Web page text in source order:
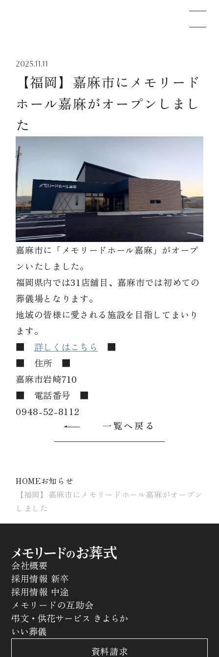
メモリードのお葬式について
葬儀の流れ
施設案内
お知らせ
資料請求
お見積もり
お問合わせ
2025.11.11
【福岡】嘉麻市にメモリード
ホール嘉麻がオープンしまし
た
嘉麻市に「メモリードホール嘉麻」がオープ
ンいたしました。
福岡県内では31店舗目、嘉麻市では初めての
葬儀場となります。
地域の皆様に愛される施設を目指してまいり
ます。
■ 詳しくはこちら
■
■ 住所 ■
嘉麻市岩崎710
■ 電話番号 ■
0948-52-8112
一覧へ戻る
HOMEお知らせ
【福岡】嘉麻市にメモリードホール嘉麻がオープン
しました
会社概要
採用情報 新卒
採用情報 中途
メモリードの互助会
弔文・供花サービス きよらか
いい葬儀
資料請求